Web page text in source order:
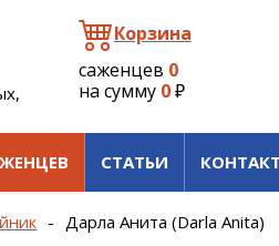
Корзина
саженцев 0
на сумму 0₽
СТАТЬИ
- Дарла Анита (Darla Anita)